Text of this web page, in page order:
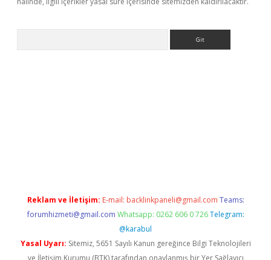
Reklam ve İletişim: E-mail: backlinkpaneli@gmail.com Teams:
forumhizmeti@gmail.com Whatsapp: 0262 606 0 726 Telegram:
@karabul
Yasal Uyarı: Sitemiz, 5651 Sayılı Kanun gereğince Bilgi Teknolojileri
ve İletişim Kurumu (BTK) tarafından onaylanmış bir Yer Sağlayıcı